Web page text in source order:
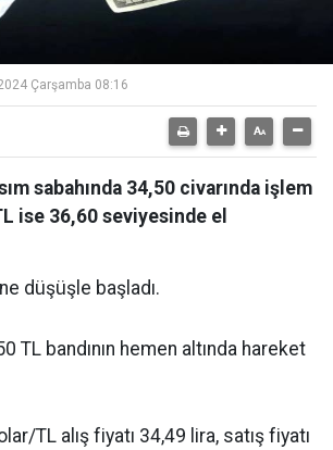
Çarşamba 08:16
sabahında 34,50 civarında işlem
ise 36,60 seviyesinde el
düşüşle başladı.
TL bandının hemen altında hareket
TL alış fiyatı 34,49 lira, satış fiyatı